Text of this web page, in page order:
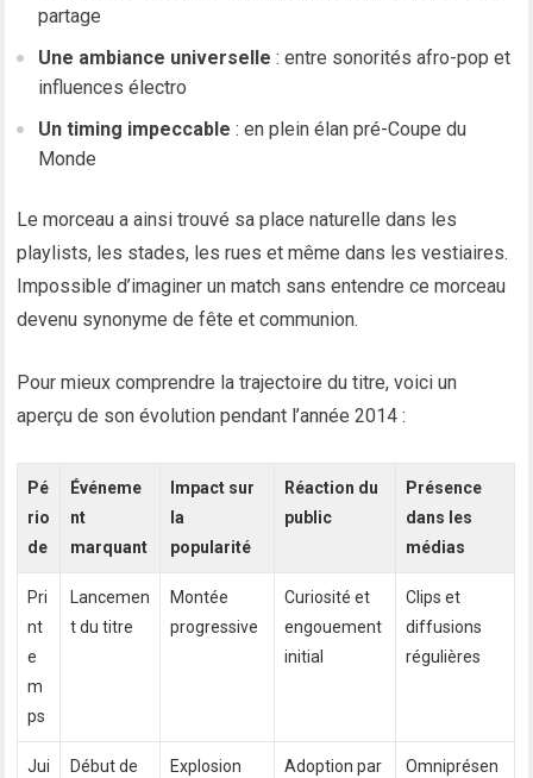
partage
Une ambiance universelle : entre sonorités afro-pop et
influences électro
Un timing impeccable : en plein élan pré-Coupe du
Monde
Le morceau a ainsi trouvé sa place naturelle dans les
playlists, les stades, les rues et même dans les vestiaires.
Impossible d’imaginer un match sans entendre ce morceau
devenu synonyme de fête et communion.
Pour mieux comprendre la trajectoire du titre, voici un
aperçu de son évolution pendant l’année 2014 :
Pé
rio
de
Événeme
nt
marquant
Impact sur
la
popularité
Réaction du
public
Présence
dans les
médias
Pri
nt
e
m
ps
Lancemen
t du titre
Montée
progressive
Curiosité et
engouement
initial
Clips et
diffusions
régulières
Jui
Début de
Explosion
Adoption par
Omniprésen